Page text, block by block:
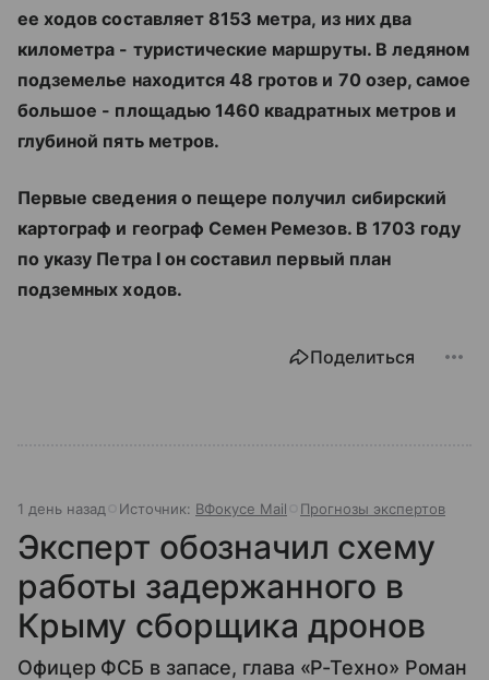
ее ходов составляет 8153 метра, из них два
километра - туристические маршруты. В ледяном
подземелье находится 48 гротов и 70 озер, самое
большое - площадью 1460 квадратных метров и
глубиной пять метров.
Первые сведения о пещере получил сибирский
картограф и географ Семен Ремезов. В 1703 году
по указу Петра I он составил первый план
подземных ходов.
Поделиться
1 день назад Источник: ВФокусе Mail Прогнозы экспертов
Эксперт обозначил схему
работы задержанного в
Крыму сборщика дронов
Офицер ФСБ в запасе, глава «Р-Техно» Роман